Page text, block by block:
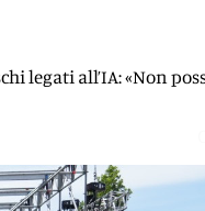
legati all’IA: «Non